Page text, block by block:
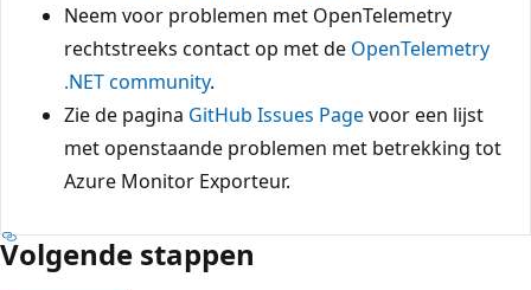
Neem voor problemen met OpenTelemetry
rechtstreeks contact op met de OpenTelemetry
.NET community.
Zie de pagina GitHub Issues Pagevoor een lijst
met openstaande problemen met betrekking tot
Azure Monitor Exporteur.
Volgende stappen